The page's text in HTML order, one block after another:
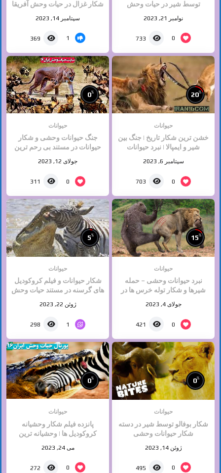
توسط شیر در حیات وحش
نوامبر 21, 2023
0
733
شکار غزال در حیات وحش آفریقا
سپتامبر 14, 2023
1
369
20%
حیوانات
خشن ترین شکار تاریخ | جنگ بین
شیر و ایمپالا | نبرد حیوانات
سپتامبر 6, 2023
0
703
0%
حیوانات
جنگ حیوانات وحشی و شکار
حیوانات در مستند بی رحم ترین
جولای 12, 2023
0
311
15%
حیوانات
نبرد حیوانات وحشی – حمله
شیرها و شکار توله خرس ها در
جولای 4, 2023
0
421
5%
حیوانات
شکار حیوانات و فیلم کروکودیل
های گرسنه در مستند حیات وحش
ژوئن 22, 2023
1
298
0%
حیوانات
شکار بوفالو توسط شیر در دسته
شکار حیوانات وحشی
ژوئن 14, 2023
0
495
0%
حیوانات
پانزده فیلم شکار وحشیانه
کروکودیل ها | وحشیانه ترین
می 24, 2023
0
272